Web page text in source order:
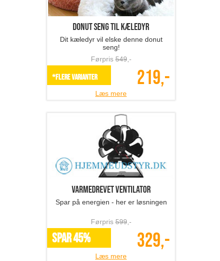
Donut seng til kæledyr
Dit kæledyr vil elske denne donut
seng!
Førpris549,-
*Flere varianter 219,-
Læs mere
Varmedrevet ventilator
Spar på energien - her er løsningen
Førpris599,-
SPAR 45% 329,-
Læs mere